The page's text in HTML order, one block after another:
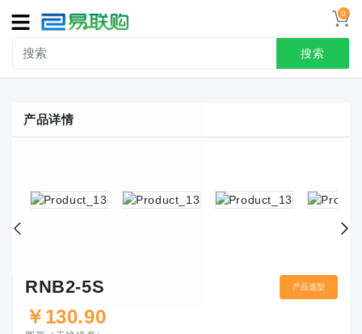
0
搜索
导
航
接线端子
联系我们
产品详情
产品选型
RNB2-5S
￥ 130.90